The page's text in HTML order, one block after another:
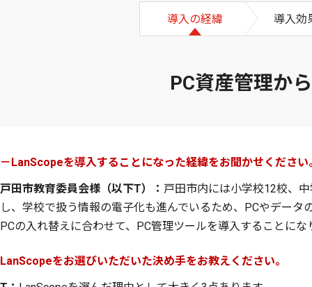
PC資産管理か
導入の経緯 導入効
－LanScopeを導入することになった経緯をお聞かせください
戸田市教育委員会様（以下T）： 戸田市内には小学校12校、
し、学校で扱う情報の電子化も進んでいるため、PCやデー
PCの入れ替えに合わせて、PC管理ツールを導入することにな
LanScopeをお選びいただいた決め手をお教えください。